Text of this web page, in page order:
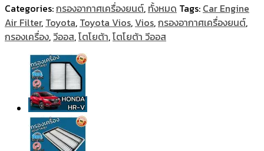
Categories:กรองอากาศเครื่องยนต์, ทั้งหมด Tags: Car Engine
Air Filter, Toyota, Toyota Vios, Vios,กรองอากาศเครื่องยนต์,
กรองเครื่อง,วีออส,โตโยต้า,โตโยต้า วีออส